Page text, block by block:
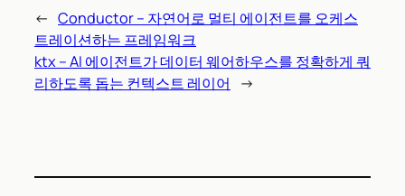
← Conductor – 자연어로 멀티 에이전트를 오케스
트레이션하는 프레임워크
ktx – AI 에이전트가 데이터 웨어하우스를 정확하게 쿼
리하도록 돕는 컨텍스트 레이어
→